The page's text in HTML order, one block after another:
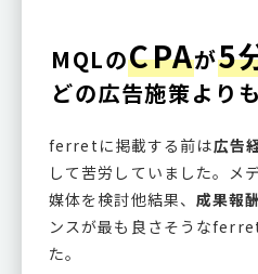
MQLのCPAが5
どの広告施策より
ferretに掲載する前は広告
して苦労していました。メ
媒体を検討他結果、成果報
ンスが最も良さそうな
た。